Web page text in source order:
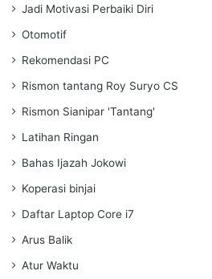
Jadi Motivasi Perbaiki Diri
Otomotif
Rekomendasi PC
Rismon tantang Roy Suryo CS
Rismon Sianipar 'Tantang'
Latihan Ringan
Bahas Ijazah Jokowi
Koperasi binjai
Daftar Laptop Core i7
Arus Balik
Atur Waktu